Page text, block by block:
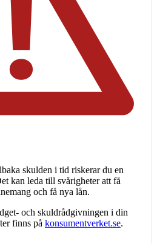
skulden i tid riskerar du en
kan leda till svårigheter att få
och få nya lån.
och skuldrådgivningen i din
finns på konsumentverket.se.